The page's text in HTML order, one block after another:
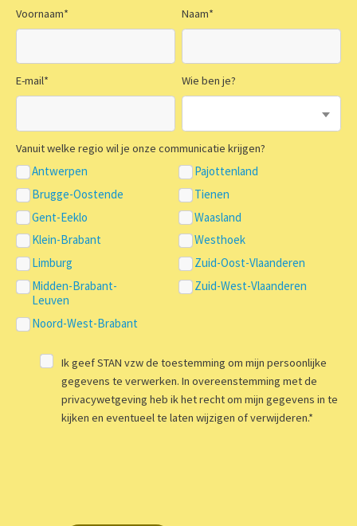
Voornaam* Naam*
E-mail* Wie ben je?
Vanuit welke regio wil je onze communicatie krijgen?
Antwerpen
Pajottenland
Brugge-Oostende
Tienen
Gent-Eeklo
Waasland
Klein-Brabant
Westhoek
Limburg
Zuid-Oost-Vlaanderen
Midden-Brabant-
Leuven
Zuid-West-Vlaanderen
Noord-West-Brabant
Ik geef STAN vzw de toestemming om mijn persoonlijke
gegevens te verwerken. In overeenstemming met de
privacywetgeving heb ik het recht om mijn gegevens in te
kijken en eventueel te laten wijzigen of verwijderen.*